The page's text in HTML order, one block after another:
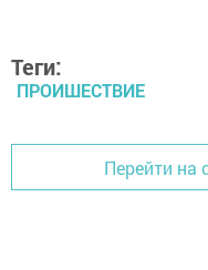
Теги:
ПРОИШЕСТВИЕ
Перейти на